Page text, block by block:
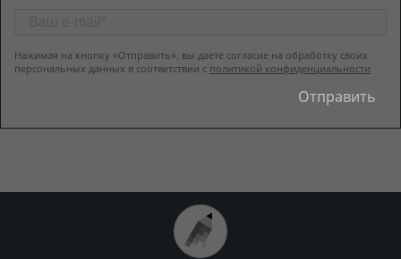
Нажимая на кнопку «Отправить», вы даете согласие на обработку своих
персональных данных в соответствии с политикой конфиденциальности